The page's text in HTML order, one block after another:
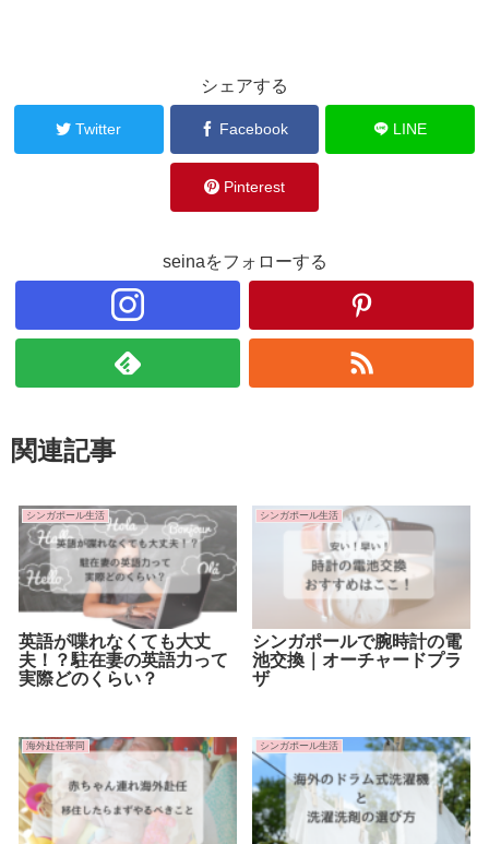
シェアする
Twitter Facebook LINE
Pinterest
seinaをフォローする
関連記事
シンガポール生活
英語が喋れなくても大丈
夫！？駐在妻の英語力って
実際どのくらい？
シンガポール生活
シンガポールで腕時計の電
池交換｜オーチャードプラ
ザ
海外赴任帯同 シンガポール生活